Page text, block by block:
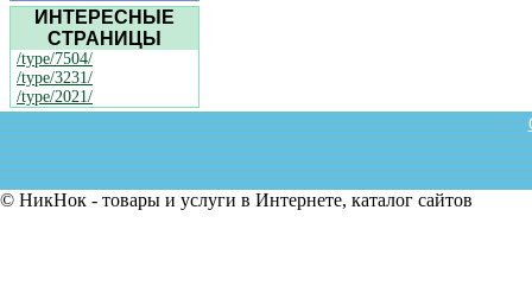
ИНТЕРЕСНЫЕ
СТРАНИЦЫ
/type/7504/
/type/3231/
/type/2021/
© НикНок - товары и услуги в Интернете, каталог сайтов